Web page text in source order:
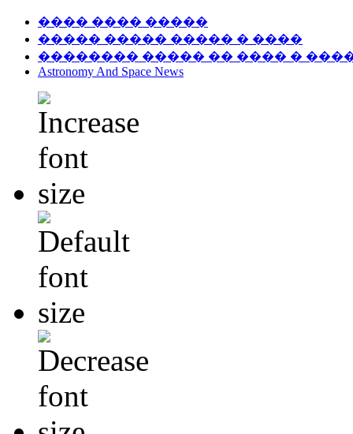
���� ���� �����
����� ����� ����� � ����
�������� ����� �� ���� �
Astronomy And Space News